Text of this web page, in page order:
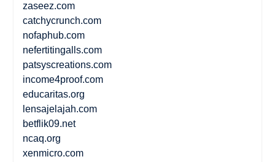
zaseez.com
catchycrunch.com
nofaphub.com
nefertitingalls.com
patsyscreations.com
income4proof.com
educaritas.org
lensajelajah.com
betflik09.net
ncaq.org
xenmicro.com